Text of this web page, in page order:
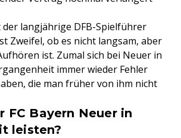
der langjährige DFB-Spielführer
Zweifel, ob es nicht langsam, aber
ist. Zumal sich bei Neuer in
immer wieder Fehler
die man früher von ihm nicht
FC Bayern Neuer in
leisten?